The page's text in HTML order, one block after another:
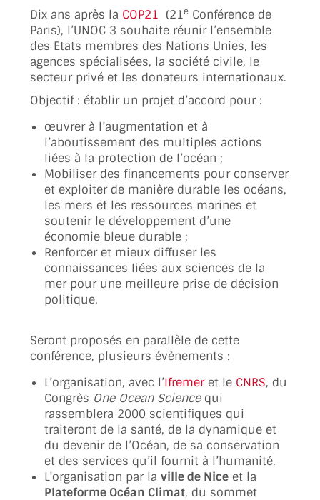
Dix ans après la COP21 (21e Conférence de
Paris), l’UNOC 3 souhaite réunir l’ensemble
des Etats membres des Nations Unies, les
agences spécialisées, la société civile, le
secteur privé et les donateurs internationaux.
Objectif : établir un projet d’accord pour :
œuvrer à l’augmentation et à
l’aboutissement des multiples actions
liées à la protection de l’océan ;
Mobiliser des financements pour conserver
et exploiter de manière durable les océans,
les mers et les ressources marines et
soutenir le développement d’une
économie bleue durable ;
Renforcer et mieux diffuser les
connaissances liées aux sciences de la
mer pour une meilleure prise de décision
politique.
Seront proposés en parallèle de cette
conférence, plusieurs évènements :
L’organisation, avec l’Ifremer et le CNRS, du
Congrès One Ocean Sciencequi
rassemblera 2000 scientifiques qui
traiteront de la santé, de la dynamique et
du devenir de l’Océan, de sa conservation
et des services qu’il fournit à l’humanité.
L’organisation par laville de Nice et la
Plateforme Océan Climat, du sommet